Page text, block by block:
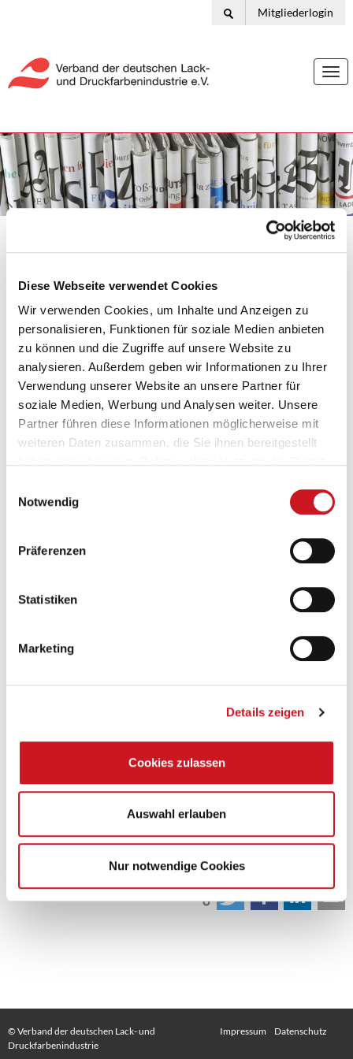
Diese Webseite verwendet Cookies
Wir verwenden Cookies, um Inhalte und Anzeigen zu
personalisieren, Funktionen für soziale Medien anbieten
zu können und die Zugriffe auf unsere Website zu
analysieren. Außerdem geben wir Informationen zu Ihrer
Verwendung unserer Website an unsere Partner für
soziale Medien, Werbung und Analysen weiter. Unsere
Partner führen diese Informationen möglicherweise mit
weiteren Daten zusammen, die Sie ihnen bereitgestellt
Notwendig
Präferenzen
Statistiken
Marketing
Details zeigen
Cookies zulassen
Auswahl erlauben
Nur notwendige Cookies
Mitgliederlogin
Lacke & Farben aktuell
02.10.2024
Neues Video: „Farben und Lacke wirken nachhaltig“
Ab sofort ist auf dem YouTube-Kanal des VdL das neue Video „Farben
und Lacke wirken nachhaltig“ verfügbar.
Das Video wurde vom holländischen Farbenverband VVVF erstellt,
Mitgliedern zur kommunikativen Nutzung zur Verfügung.
In knapp zwei Minuten zeigt das Video die vielfältigen Aufgaben, die
beispielswiese gezeigt, wie wichtig Korrosionslacke für
Windkraftturbinen (offshore und onshore) sind, wie Antifouling-
Druckfarben haben durch ihren Informationswert und ihren
Informationsgesellschaft.
Zurück
© Verband der deutschen Lack- und
Druckfarbenindustrie
Impressum Datenschutz